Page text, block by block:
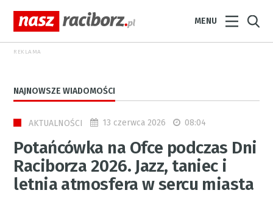
MENU
REKLAMA
NAJNOWSZE WIADOMOŚCI
AKTUALNOŚCI 13 czerwca 2026 08:04
Potańcówka na Ofce podczas Dni
Raciborza 2026. Jazz, taniec i
letnia atmosfera w sercu miasta